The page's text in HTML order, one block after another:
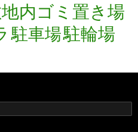
内ゴミ置き場
駐車場駐輪場